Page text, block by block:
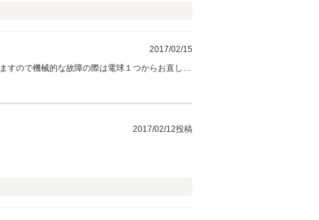
2017/02/15
すので機械的な故障の際は電球１つからお直しで
2017/02/12投稿